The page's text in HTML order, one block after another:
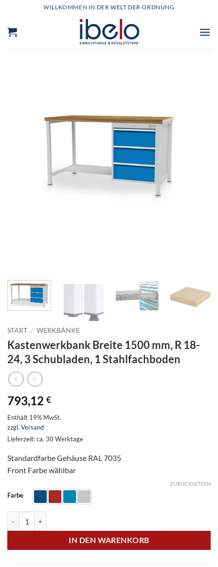
springen
WILLKOMMEN IN DER WELT DER ORDNUNG
START / WERKBÄNKE
Kastenwerkbank Breite 1500 mm, R 18-
24, 3 Schubladen, 1 Stahlfachboden
793,12 €
Enthält 19% MwSt.
zzgl. Versand
Lieferzeit: ca. 30 Werktage
Standardfarbe Gehäuse RAL 7035
Front Farbe wählbar
Farbe
ZURÜCKSETZEN
IN DEN WARENKORB